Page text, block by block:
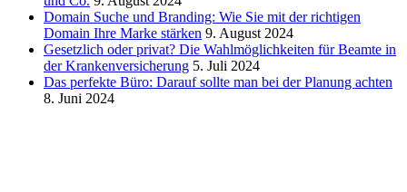
Domain Suche und Branding: Wie Sie mit der richtigen
Domain Ihre Marke stärken 9. August 2024
Gesetzlich oder privat? Die Wahlmöglichkeiten für Beamte in
der Krankenversicherung 5. Juli 2024
Das perfekte Büro: Darauf sollte man bei der Planung achten
8. Juni 2024